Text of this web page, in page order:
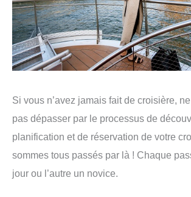
Si vous n’avez jamais fait de croisière,
pas dépasser par le processus de
planification et de réservation de votre
sommes tous passés par là ! Chaque
jour ou l’autre un novice.